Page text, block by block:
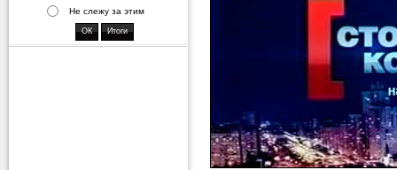
Не слежу за этим